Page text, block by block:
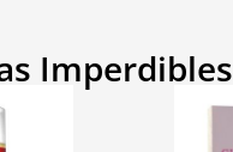
Imperdibles